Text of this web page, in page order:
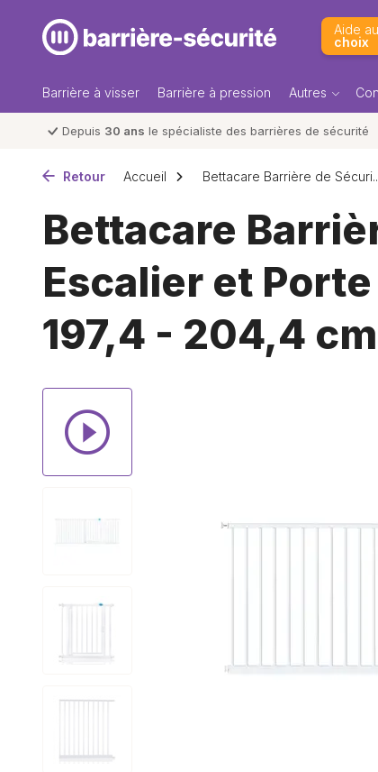
Aide au
choix
Barrière à visser Barrière à pression Autres
Depuis 30 ans le spécialiste des barrières de sécurité
Retour Accueil Bettacare Barrière de
Bettacare
Escalier et
197,4 - 204,4 cm